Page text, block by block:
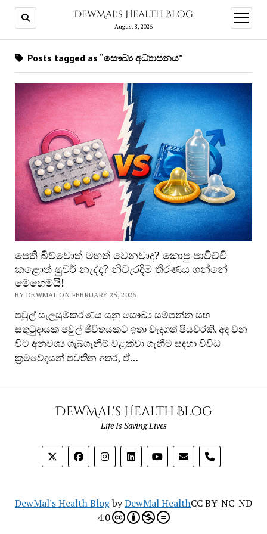
DewMal's Health Blog
August 8, 2026
open
menu
Posts tagged as “සෞඛ්‍ය අධ්‍යාපනය”
පෙති බිව්වොත් මහත් වෙනවාද? කොපු පාවිච්චි
කළොත් ෂුවර් නැද්ද? නිවැරදිම තීරණය ගන්නේ
මෙහෙමයි!
BY DEWMAL ON FEBRUARY 25, 2026
පවුල් සැලසුම්කරණය යනු සෞඛ්‍ය සම්පන්න සහ
සතුටුදායක පවුල් ජීවිතයකට ඉතා වැදගත් පියවරකි. අද වන
විට අනවශ්‍ය ගැබ්ගැනීම් වළක්වා ගැනීම සඳහා විවිධ
ක්‍රමවේදයන් පවතින අතර, ඒ…
DewMal's Health Blog
Life Is Saving Lives
DewMal's Health BlogbyDewMal HealthCC BY-NC-ND
4.0